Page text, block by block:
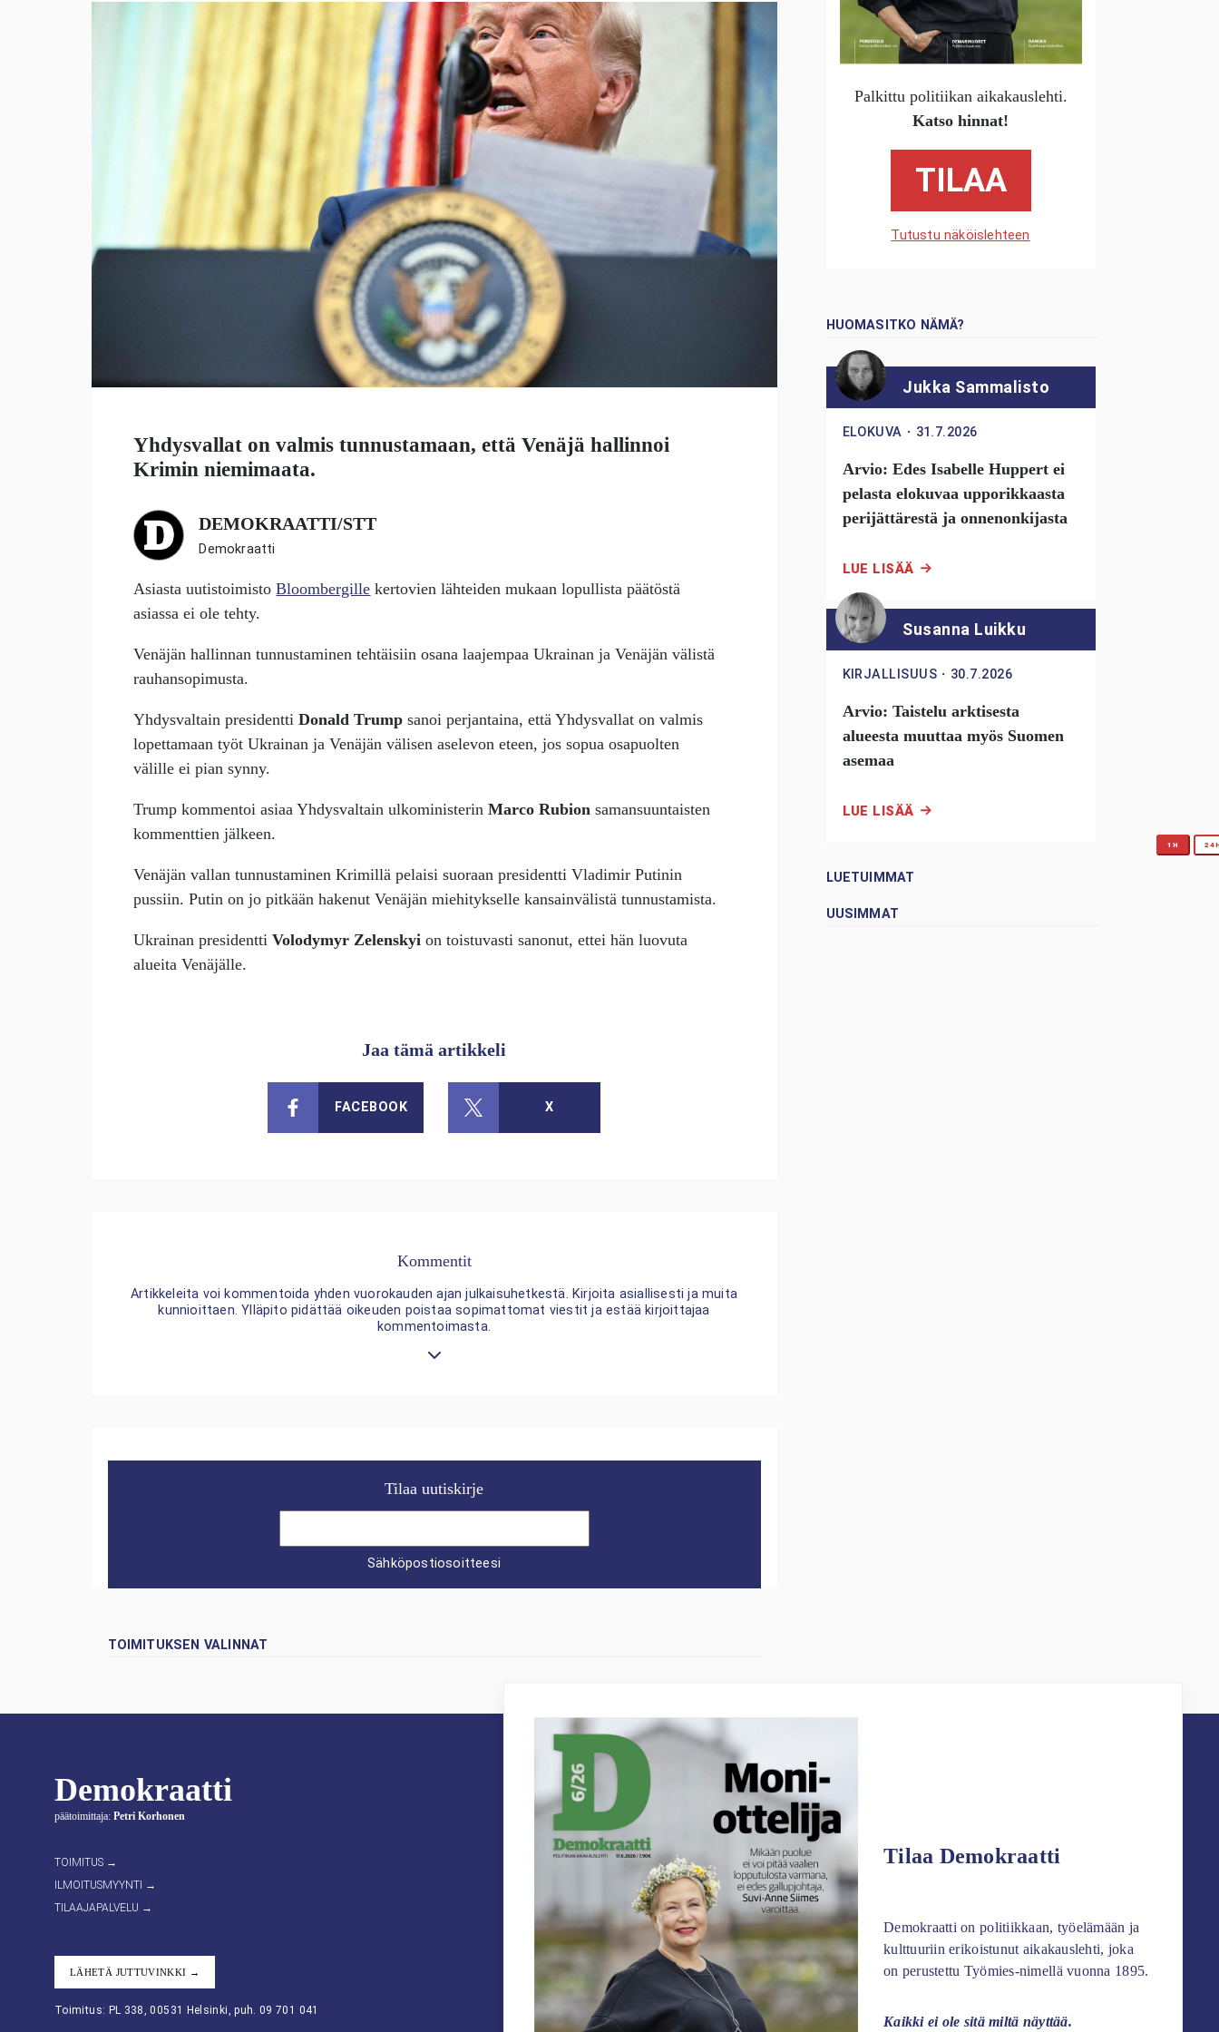
Yhdysvallat on valmis tunnustamaan, että Venäjä hallinnoi
Krimin niemimaata.
DEMOKRAATTI/STT
Demokraatti
Asiasta uutistoimistoBloombergille kertovien lähteiden mukaan lopullista päätöstä
asiassa ei ole tehty.
Venäjän hallinnan tunnustaminen tehtäisiin osana laajempaa Ukrainan ja Venäjän välistä
rauhansopimusta.
Yhdysvaltain presidenttiDonald Trump sanoi perjantaina, että Yhdysvallat on valmis
lopettamaan työt Ukrainan ja Venäjän välisen aselevon eteen, jos sopua osapuolten
välille ei pian synny.
Trump kommentoi asiaa Yhdysvaltain ulkoministerinMarco Rubion samansuuntaisten
kommenttien jälkeen.
Venäjän vallan tunnustaminen Krimillä pelaisi suoraan presidentti Vladimir Putinin
pussiin. Putin on jo pitkään hakenut Venäjän miehitykselle kansainvälistä tunnustamista.
Ukrainan presidenttiVolodymyr Zelenskyi on toistuvasti sanonut, ettei hän luovuta
alueita Venäjälle.
Jaa tämä artikkeli
FACEBOOK X
Kommentit
Artikkeleita voi kommentoida yhden vuorokauden ajan julkaisuhetkestä. Kirjoita asiallisesti ja muita
kunnioittaen. Ylläpito pidättää oikeuden poistaa sopimattomat viestit ja estää kirjoittajaa
kommentoimasta.
Tilaa uutiskirje
Sähköpostiosoitteesi
TOIMITUKSEN VALINNAT
Palkittu politiikan aikakauslehti.
Katso hinnat!
TILAA
Tutustu näköislehteen
HUOMASITKO NÄMÄ?
Jukka Sammalisto
ELOKUVA ・ 31.7.2026
Arvio: Edes Isabelle Huppert ei
pelasta elokuvaa upporikkaasta
perijättärestä ja onnenonkijasta
LUE LISÄÄ
Susanna Luikku
KIRJALLISUUS ・ 30.7.2026
Arvio: Taistelu arktisesta
alueesta muuttaa myös Suomen
asemaa
LUE LISÄÄ
LUETUIMMAT
1H
UUSIMMAT
Demokraatti
päätoimittaja: Petri Korhonen
TOIMITUS →
ILMOITUSMYYNTI →
TILAAJAPALVELU →
LÄHETÄ JUTTUVINKKI →
Toimitus: PL 338, 00531 Helsinki, puh. 09 701 041
Tilaa Demokraatti
Demokraatti on politiikkaan, työelämään ja
kulttuuriin erikoistunut aikakauslehti, joka
on perustettu Työmies-nimellä vuonna 1895.
Kaikki ei ole sitä miltä näyttää.